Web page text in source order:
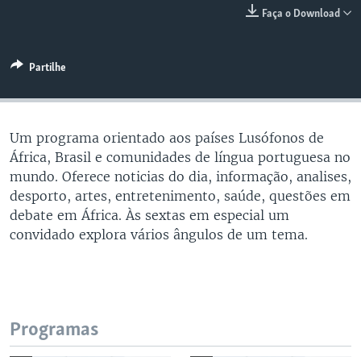
Faça o Download
Partilhe
Um programa orientado aos países Lusófonos de
África, Brasil e comunidades de língua portuguesa no
mundo. Oferece noticias do dia, informação, analises,
desporto, artes, entretenimento, saúde, questões em
debate em África. Às sextas em especial um
convidado explora vários ângulos de um tema.
Programas